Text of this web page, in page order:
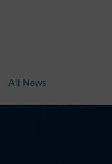
All News